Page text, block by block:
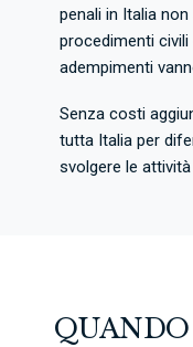
penali in Italia
procedimenti
adempimenti
Senza costi
tutta Italia per
svolgere le